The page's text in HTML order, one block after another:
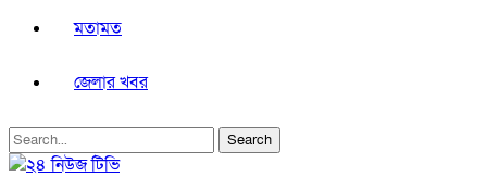
মতামত
জেলার খবর